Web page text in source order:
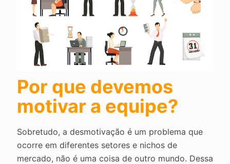
Por que devemos
motivar a equipe?
Sobretudo, a desmotivação é um problema que
ocorre em diferentes setores e nichos de
mercado, não é uma coisa de outro mundo. Dessa